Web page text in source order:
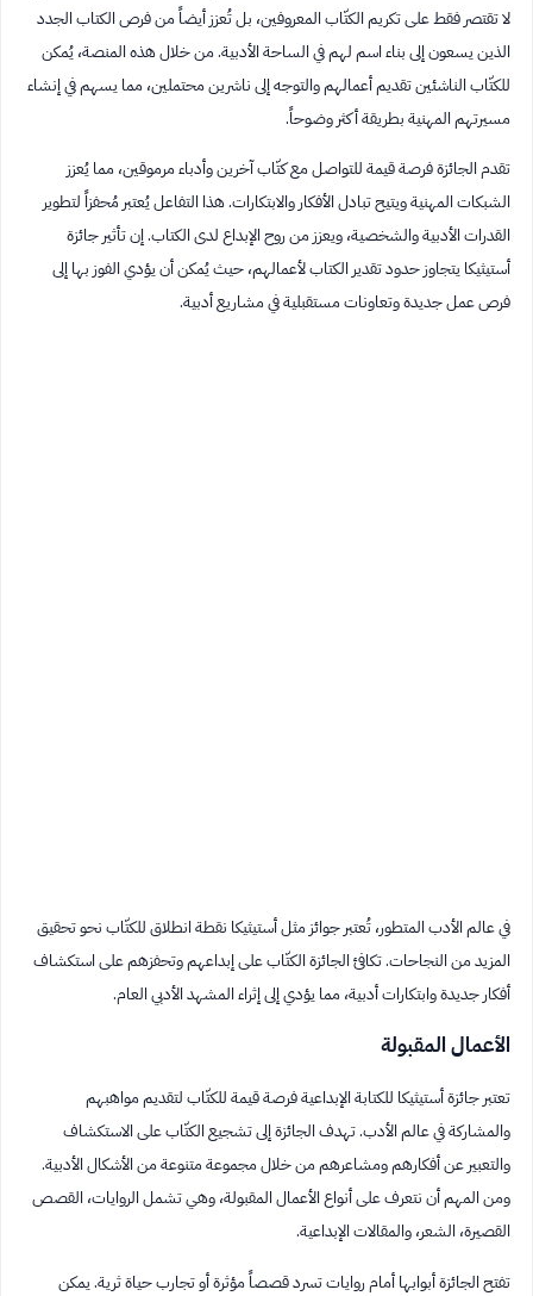
لا تقتصر فقط على تكريم الكتّاب المعروفين، بل تُعزز أيضاً من فرص الكتاب الجدد
الذين يسعون إلى بناء اسم لهم في الساحة الأدبية. من خلال هذه المنصة، يُمكن
للكتّاب الناشئين تقديم أعمالهم والتوجه إلى ناشرين محتملين، مما يسهم في إنشاء
مسيرتهم المهنية بطريقة أكثر وضوحاً.
تقدم الجائزة فرصة قيمة للتواصل مع كتّاب آخرين وأدباء مرموقين، مما يُعزز
الشبكات المهنية ويتيح تبادل الأفكار والابتكارات. هذا التفاعل يُعتبر مُحفزاً لتطوير
القدرات الأدبية والشخصية، ويعزز من روح الإبداع لدى الكتاب. إن تأثير جائزة
أستيثيكا يتجاوز حدود تقدير الكتاب لأعمالهم، حيث يُمكن أن يؤدي الفوز بها إلى
فرص عمل جديدة وتعاونات مستقبلية في مشاريع أدبية.
في عالم الأدب المتطور، تُعتبر جوائز مثل أستيثيكا نقطة انطلاق للكتّاب نحو تحقيق
المزيد من النجاحات. تكافئ الجائزة الكتّاب على إبداعهم وتحفزهم على استكشاف
أفكار جديدة وابتكارات أدبية، مما يؤدي إلى إثراء المشهد الأدبي العام.
الأعمال المقبولة
تعتبر جائزة أستيثيكا للكتابة الإبداعية فرصة قيمة للكتّاب لتقديم مواهبهم
والمشاركة في عالم الأدب. تهدف الجائزة إلى تشجيع الكتّاب على الاستكشاف
والتعبير عن أفكارهم ومشاعرهم من خلال مجموعة متنوعة من الأشكال الأدبية.
ومن المهم أن نتعرف على أنواع الأعمال المقبولة، وهي تشمل الروايات، القصص
القصيرة، الشعر، والمقالات الإبداعية.
تفتح الجائزة أبوابها أمام روايات تسرد قصصاً مؤثرة أو تجارب حياة ثرية. يمكن